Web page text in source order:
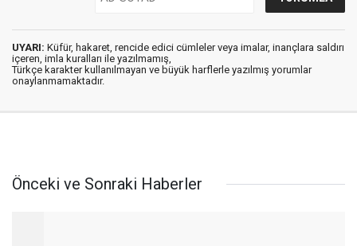
UYARI: Küfür, hakaret, rencide edici cümleler veya imalar, inançlara saldırı
içeren, imla kuralları ile yazılmamış,
Türkçe karakter kullanılmayan ve büyük harflerle yazılmış yorumlar
onaylanmamaktadır.
Önceki ve Sonraki Haberler